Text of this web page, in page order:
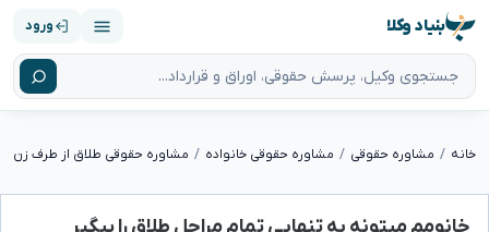
بنیاد وکلا ورود
خانه مشاوره حقوقی مشاوره حقوقی خانواده مشاوره حقوقی طلاق از طرف زن